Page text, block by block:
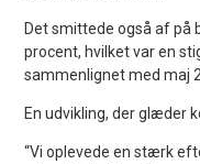
Det smittede også af på
procent, hvilket var en
sammenlignet med maj
En udvikling, der glæder
“Vi oplevede en stærk